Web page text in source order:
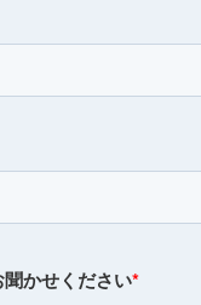
かせください*